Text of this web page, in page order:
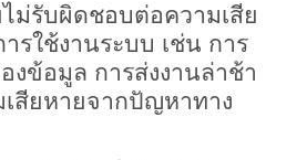
ม่รับผิดชอบต่อความเสีย
รใช้งานระบบ เช่น การ
งข้อมูล การส่งงานล่าช้า
สียหายจากปัญหาทาง